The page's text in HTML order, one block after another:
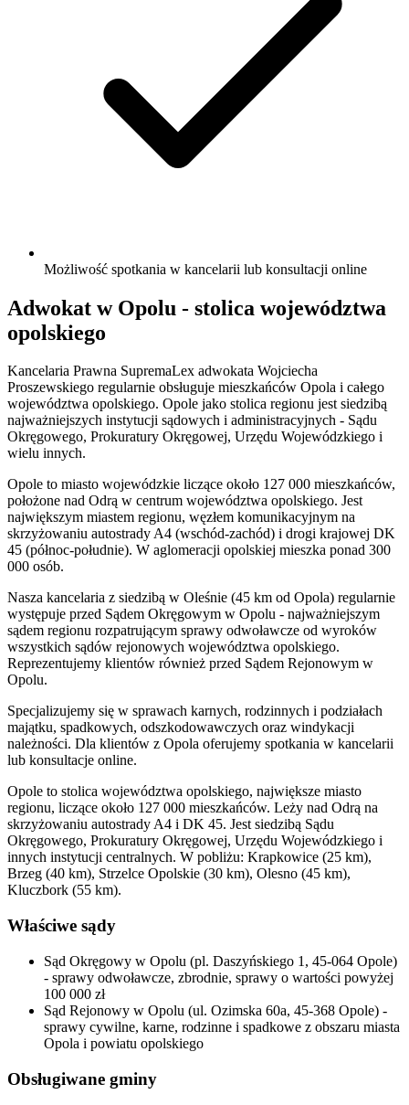
Możliwość spotkania w kancelarii lub konsultacji online
Adwokat w Opolu - stolica województwa
opolskiego
Kancelaria Prawna SupremaLex adwokata Wojciecha
Proszewskiego regularnie obsługuje mieszkańców Opola i całego
województwa opolskiego. Opole jako stolica regionu jest siedzibą
najważniejszych instytucji sądowych i administracyjnych - Sądu
Okręgowego, Prokuratury Okręgowej, Urzędu Wojewódzkiego i
wielu innych.
Opole to miasto wojewódzkie liczące około 127 000 mieszkańców,
położone nad Odrą w centrum województwa opolskiego. Jest
największym miastem regionu, węzłem komunikacyjnym na
skrzyżowaniu autostrady A4 (wschód-zachód) i drogi krajowej DK
45 (północ-południe). W aglomeracji opolskiej mieszka ponad 300
000 osób.
Nasza kancelaria z siedzibą w Oleśnie (45 km od Opola) regularnie
występuje przed Sądem Okręgowym w Opolu - najważniejszym
sądem regionu rozpatrującym sprawy odwoławcze od wyroków
wszystkich sądów rejonowych województwa opolskiego.
Reprezentujemy klientów również przed Sądem Rejonowym w
Opolu.
Specjalizujemy się w sprawach karnych, rodzinnych i podziałach
majątku, spadkowych, odszkodowawczych oraz windykacji
należności. Dla klientów z Opola oferujemy spotkania w kancelarii
lub konsultacje online.
Opole to stolica województwa opolskiego, największe miasto
regionu, liczące około 127 000 mieszkańców. Leży nad Odrą na
skrzyżowaniu autostrady A4 i DK 45. Jest siedzibą Sądu
Okręgowego, Prokuratury Okręgowej, Urzędu Wojewódzkiego i
innych instytucji centralnych. W pobliżu: Krapkowice (25 km),
Brzeg (40 km), Strzelce Opolskie (30 km), Olesno (45 km),
Kluczbork (55 km).
Właściwe sądy
Sąd Okręgowy w Opolu (pl. Daszyńskiego 1, 45-064 Opole)
- sprawy odwoławcze, zbrodnie, sprawy o wartości powyżej
100 000 zł
Sąd Rejonowy w Opolu (ul. Ozimska 60a, 45-368 Opole) -
sprawy cywilne, karne, rodzinne i spadkowe z obszaru miasta
Opola i powiatu opolskiego
Obsługiwane gminy